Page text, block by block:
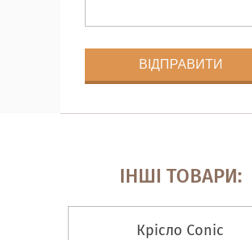
ІНШІ ТОВАРИ:
Крісло Conic